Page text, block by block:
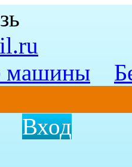
машины
Вход